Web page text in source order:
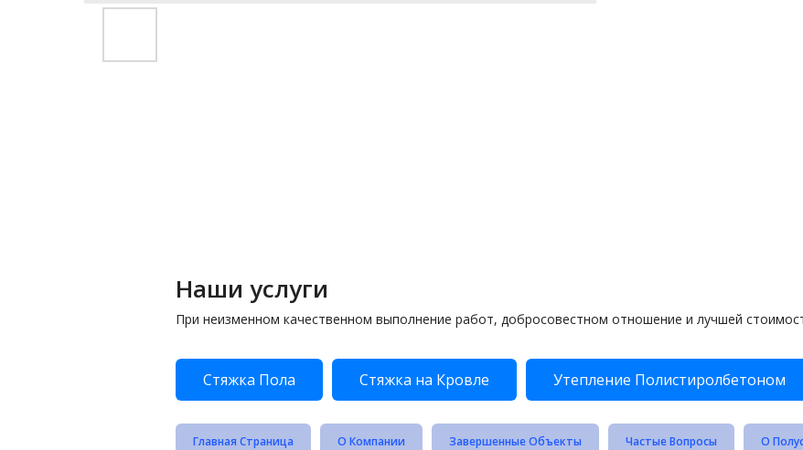
Наши услуги
При неизменном качественном выполнение работ, добросовестном отношение и лучшей
Стяжка Пола Стяжка на Кровле Утепление Полистиролбетоном
Главная Страница О Компании Завершенные Объекты Частые Вопросы О